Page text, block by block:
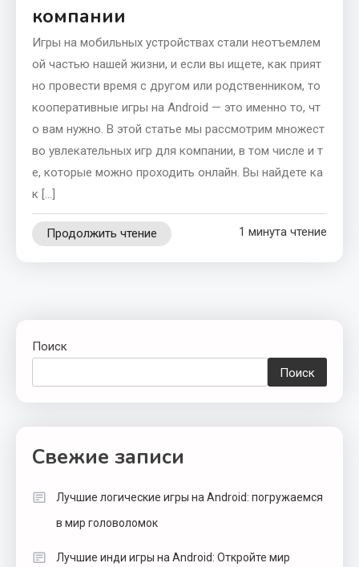
компании
Игры на мобильных устройствах стали неотъемлем
ой частью нашей жизни, и если вы ищете, как прият
но провести время с другом или родственником, то
кооперативные игры на Android — это именно то, чт
о вам нужно. В этой статье мы рассмотрим множест
во увлекательных игр для компании, в том числе и т
е, которые можно проходить онлайн. Вы найдете ка
к […]
Продолжить чтение 1 минута чтение
Поиск
Поиск
Свежие записи
Лучшие логические игры на Android: погружаемся
в мир головоломок
Лучшие инди игры на Android: Откройте мир